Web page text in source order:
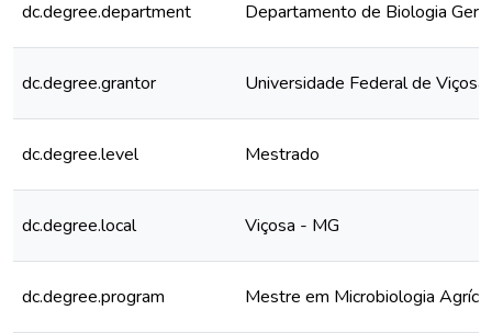
dc.degree.department Departamento de Biologia Geral
dc.degree.grantor Universidade Federal de Viçosa
dc.degree.level Mestrado
dc.degree.local Viçosa - MG
dc.degree.program Mestre em Microbiologia